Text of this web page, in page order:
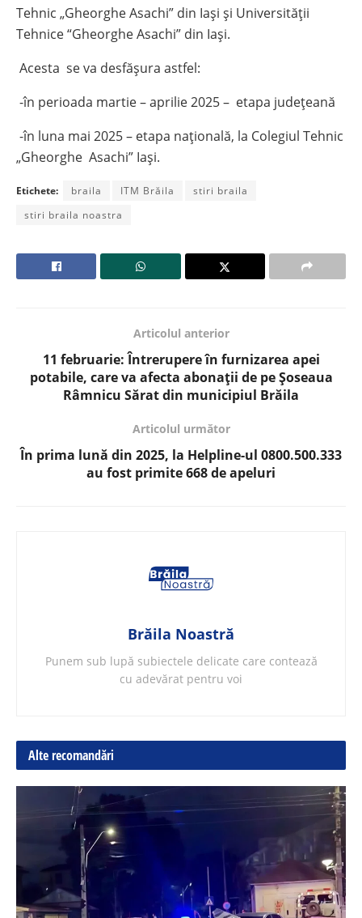
Tehnic „Gheorghe Asachi” din Iaşi şi Universităţii
Tehnice “Gheorghe Asachi” din Iaşi.
Acesta se va desfăşura astfel:
-în perioada martie – aprilie 2025 – etapa județeană
-în luna mai 2025 – etapa națională, la Colegiul Tehnic
„Gheorghe Asachi” Iași.
Etichete: braila ITM Brăila
stiri braila
stiri braila noastra
Articolul anterior
11 februarie: Întrerupere în furnizarea apei
potabile, care va afecta abonații de pe Șoseaua
Râmnicu Sărat din municipiul Brăila
Articolul următor
În prima lună din 2025, la Helpline-ul 0800.500.333
au fost primite 668 de apeluri
Brăila Noastră
Punem sub lupă subiectele delicate care contează
cu adevărat pentru voi
Alte recomandări